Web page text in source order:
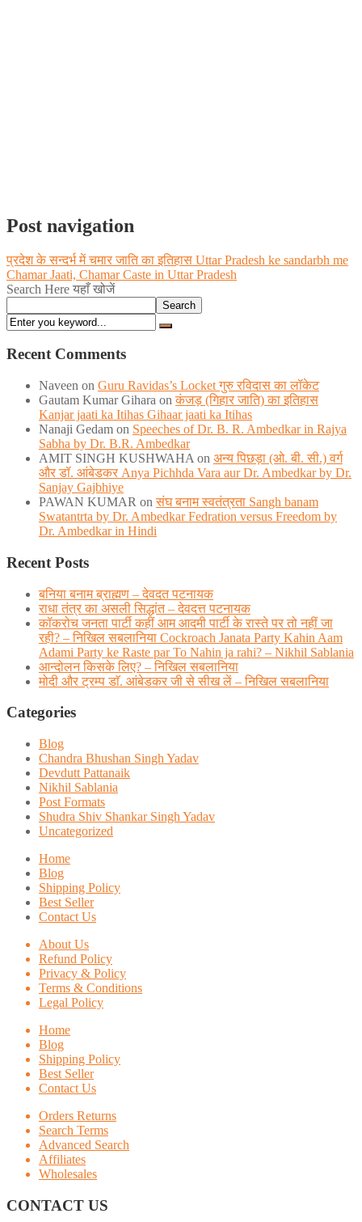
Post navigation
प्रदेश के सन्दर्भ में चमार जाति का इतिहास Uttar Pradesh ke sandarbh me
Chamar Jaati, Chamar Caste in Uttar Pradesh
Search Here यहाँ खोजें
Search
Recent Comments
Naveen on Guru Ravidas’s Locket गुरु रविदास का लॉकेट
Gautam Kumar Gihara onकंजड़ (गिहार जाति) का इतिहास
Kanjar jaati ka Itihas Gihaar jaati ka Itihas
Nanaji Gedam on Speeches of Dr. B. R. Ambedkar in Rajya
Sabha by Dr. B.R. Ambedkar
AMIT SINGH KUSHWAHA on अन्य पिछड़ा (ओ. बी. सी.) वर्ग
और डॉ. आंबेडकर Anya Pichhda Vara aur Dr. Ambedkar by Dr.
Sanjay Gajbhiye
PAWAN KUMAR onसंघ बनाम स्वतंत्रता Sangh banam
Swatantrta by Dr. Ambedkar Fedration versus Freedom by
Dr. Ambedkar in Hindi
Recent Posts
बनिया बनाम ब्राह्मण – देवदत पटनायक
राधा तंत्र का असली सिद्धांत – देवदत्त पटनायक
कॉकरोच जनता पार्टी कहीं आम आदमी पार्टी के रास्ते पर तो नहीं जा
रही? – निखिल सबलानिया Cockroach Janata Party Kahin Aam
Adami Party ke Raste par To Nahin ja rahi? – Nikhil Sablania
आन्दोलन किसके लिए? – निखिल सबलानिया
मोदी और ट्रम्प डाॅ. आंबेडकर जी से सीख लें – निखिल सबलानिया
Categories
Blog
Chandra Bhushan Singh Yadav
Devdutt Pattanaik
Nikhil Sablania
Post Formats
Shudra Shiv Shankar Singh Yadav
Uncategorized
Home
Blog
Shipping Policy
Best Seller
Contact Us
About Us
Refund Policy
Privacy & Policy
Terms & Conditions
Legal Policy
Home
Blog
Shipping Policy
Best Seller
Contact Us
Orders Returns
Search Terms
Advanced Search
Affiliates
Wholesales
CONTACT US